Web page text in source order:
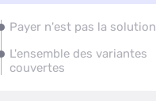
Payer n'est pas la solution
L'ensemble des variantes
couvertes